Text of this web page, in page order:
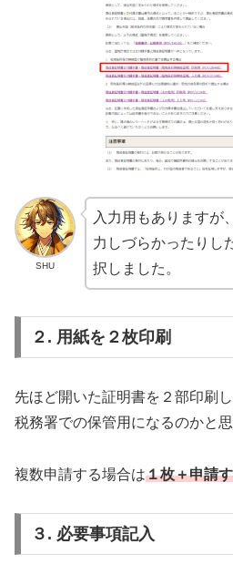
SHU
入力用もありますが
力しづらかったりし
択しました。
２. 用紙を２枚印刷
先ほど開いた証明書を２部印刷し
税務署での保管用になるのかと思
複数申請する場合は１枚＋申請
３. 必要事項記入